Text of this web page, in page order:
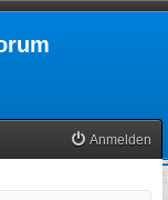
Anmelden